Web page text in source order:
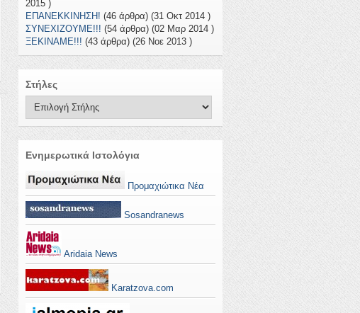
2015 )
ΕΠΑΝΕΚΚΙΝΗΣΗ! (46 άρθρα) (31 Οκτ 2014 )
ΣΥΝΕΧΙΖΟΥΜΕ!!! (54 άρθρα) (02 Μαρ 2014 )
ΞΕΚΙΝΑΜΕ!!! (43 άρθρα) (26 Νοε 2013 )
Στήλες
Ενημερωτικά Ιστολόγια
Προμαχιώτικα Νέα
Sosandranews
Aridaia News
Karatzova.com